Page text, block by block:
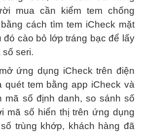
mua cần kiểm tem chống
cách tìm tem iCheck mặt
cào bỏ lớp tráng bạc để lấy
số seri.
ứng dụng iCheck trên điện
quét tem bằng app iCheck và
mã số định danh, so sánh số
mã số hiển thị trên ứng dụng
trùng khớp, khách hàng đã